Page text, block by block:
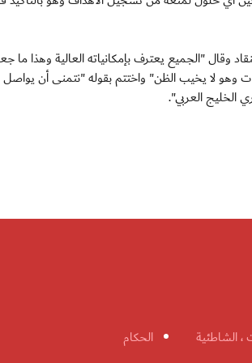
وقال "الجميع يعترف بإمكانياته العالية وهذا ما
وهو لا يخيب الظن" واختتم بقوله "نتمنى أن يواصل
الخليج العربي".
، الشاطئية
الحكام